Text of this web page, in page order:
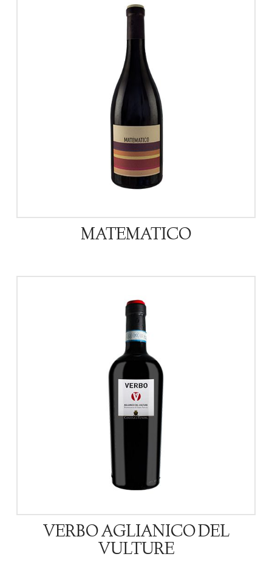
MATEMATICO
VERBO AGLIANICO DEL
VULTURE